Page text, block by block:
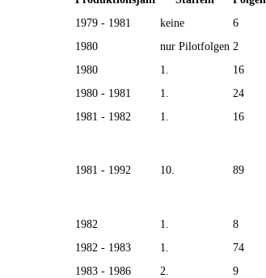
1979 - 1981 keine 6
1980 nur Pilotfolgen 2
1980 1. 16
1980 - 1981 1. 24
1981 - 1982 1. 16
1981 - 1992 10. 89
1982 1. 8
1982 - 1983 1. 74
1983 - 1986 2. 9